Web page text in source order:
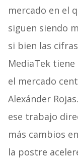
mercado en el
siguen siendo
si bien las
MediaTek
el mercado
Alexánder
ese trabajo
más cambios
la postre